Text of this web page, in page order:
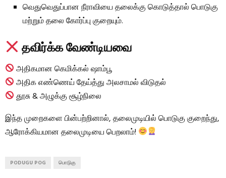
வெதுவெதுப்பான நீராவியை தலைக்கு கொடுத்தால் பொடுகு
மற்றும் தலை கோர்ப்பு குறையும்.
தவிர்க்க வேண்டியவை
அதிகமான கெமிக்கல் ஷாம்பூ
அதிக எண்ணெய் தேய்த்து அலசாமல் விடுதல்
தூசு & அழுக்கு சூழ்நிலை
இந்த முறைகளை பின்பற்றினால், தலைமுடியில் பொடுகு குறைந்து,
ஆரோக்கியமான தலைமுடியை பெறலாம்!
PODUGU POG பொடுகு